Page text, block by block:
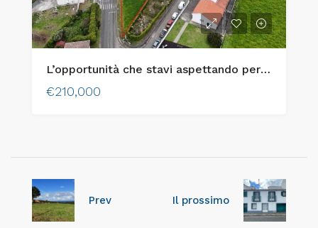
L’opportunità che stavi aspettando per costruire la casa dei tuoi sogni sull’isola di Faial!
€210,000
Prev Il prossimo